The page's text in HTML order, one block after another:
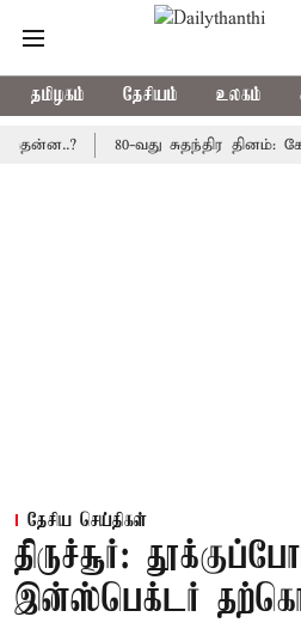
தமிழகம் தேசியம் உலகம்
80-வது சுதந்திர தினம்:
தேசிய செய்திகள்
திருச்சூர்:
இன்ஸ்பெக்டர்